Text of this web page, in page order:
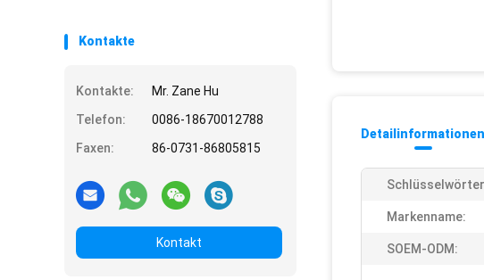
Kontakte
Kontakte:
Mr. Zane Hu
Telefon:
0086-18670012788
Faxen:
86-0731-86805815
Kontakt
Detailinformationen
Markenname:
SOEM-ODM: